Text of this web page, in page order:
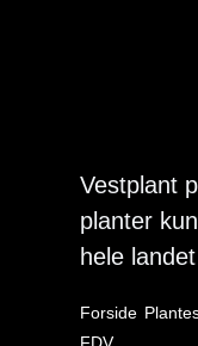
Vestplant
planter
hele landet
Forside
FDV